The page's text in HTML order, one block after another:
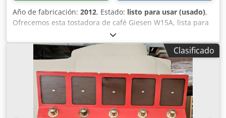
Año de fabricación: 2012, Estado: listo para usar (usado),
Ofrecemos esta tostadora de café Giesen W15A, lista para
usar, fabricada en 2012. Categoría del aparato: I3P Gas:
G31 Presión del gas: 30-37-50 mbar Potencia nominal
máxima: 29 kW Dksdjzc Na Djpfx Aqijr Consumo de gas:
1,22 kW Tensión de red: 230 V Corriente máxima: 4,6 A
Tipo de aparato: B22 Si tiene alguna pregunta o desea
obtener más información, no dude en enviarnos un
mensaje o llamarnos.
Clasificado